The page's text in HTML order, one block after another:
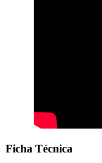
Ficha Técnica